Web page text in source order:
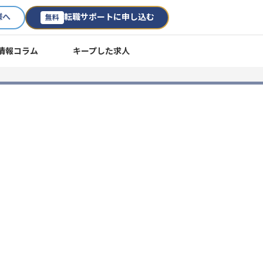
へ 無料 転職サポートに申し込む
報コラム キープした求人